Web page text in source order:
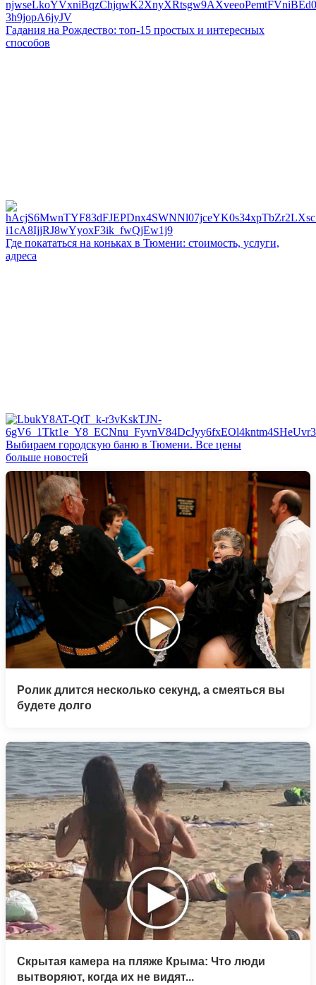
Гадания на Рождество: топ-15 простых и интересных
способов
Где покататься на коньках в Тюмени: стоимость, услуги,
адреса
Выбираем городскую баню в Тюмени. Все цены
больше новостей
Ролик длится несколько секунд, а смеяться вы
будете долго
Скрытая камера на пляже Крыма: Что люди
вытворяют, когда их не видят...